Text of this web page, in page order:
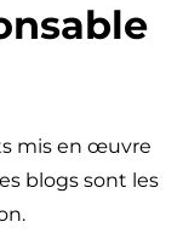
mis en œuvre
blogs sont les